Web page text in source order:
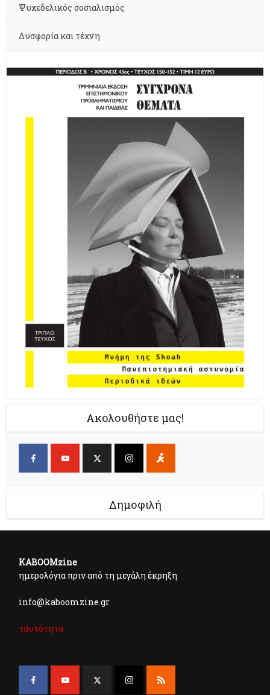
Ψυχεδελικός σοσιαλισμός
Δυσφορία και τέχνη
Ακολουθήστε μας!
Δημοφιλή
KABOOMzine
ημερολόγια πριν από τη μεγάλη έκρηξη
info@kaboomzine.gr
ταυτότητα